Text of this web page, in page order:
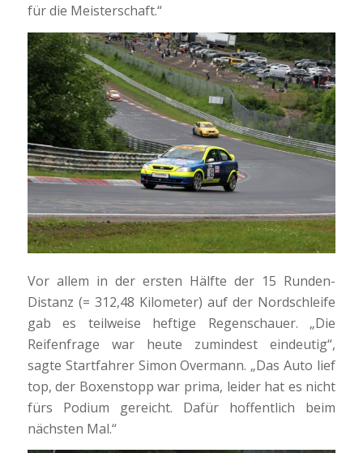
für die Meisterschaft.“
Vor allem in der ersten Hälfte der 15 Runden-
Distanz (= 312,48 Kilometer) auf der Nordschleife
gab es teilweise heftige Regenschauer. „Die
Reifenfrage war heute zumindest eindeutig“,
sagte Startfahrer Simon Overmann. „Das Auto lief
top, der Boxenstopp war prima, leider hat es nicht
fürs Podium gereicht. Dafür hoffentlich beim
nächsten Mal.“